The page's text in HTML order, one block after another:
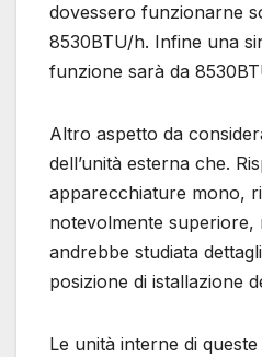
dovessero funzionarne
8530BTU/h. Infine una
funzione sarà da
Altro aspetto da
dell’unità esterna che.
apparecchiature mono,
notevolmente superiore,
andrebbe studiata
posizione di istallazione
Le unità interne di